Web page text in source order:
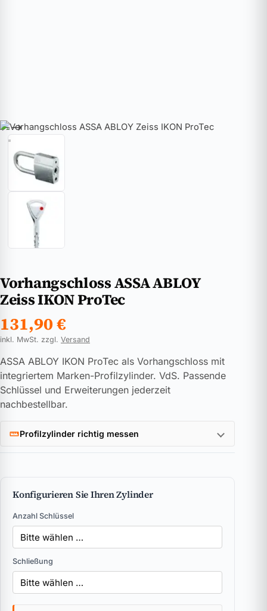
Vorhangschloss ASSA ABLOY
Zeiss IKON ProTec
131,90€
inkl. MwSt. zzgl. Versand
ASSA ABLOY IKON ProTec als Vorhangschloss mit
integriertem Marken-Profilzylinder. VdS. Passende
Schlüssel und Erweiterungen jederzeit
nachbestellbar.
Profilzylinder richtig messen
Konfigurieren Sie Ihren Zylinder
Anzahl Schlüssel
Schließung